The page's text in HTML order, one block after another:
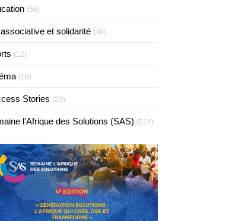
(56)
et solidarité (46)
(12)
(18)
Stories (29)
l'Afrique des Solutions (SAS) (514)